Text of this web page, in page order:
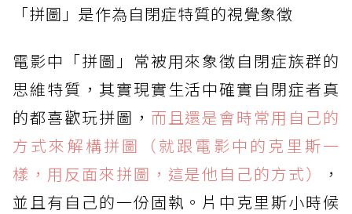
「拼圖」是作為自閉症特質的視覺象徵
電影中「拼圖」常被用來象徵自閉症族群的
思維特質，其實現實生活中確實自閉症者真
的都喜歡玩拼圖， 而且還是會時常用自己的
方式來解構拼圖（就跟電影中的克里斯一
樣，用反面來拼圖，這是他自己的方式）
，
並且有自己的一份固執。片中克里斯小時候